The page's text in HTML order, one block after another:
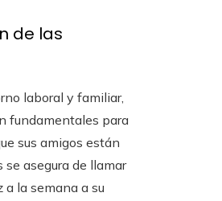
de las
laboral y familiar,
fundamentales para
sus amigos están
se asegura de llamar
a la semana a su